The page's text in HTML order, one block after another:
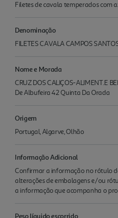
Filetes de cavala temperados com
Denominação
FILETES CAVALA CAMPOS
Nome e Morada
CRUZ DOS CALIÇOS-ALIMENT.E
De Albufeira 42 Quinta Da Orada
Origem
Portugal, Algarve, Olhão
Informação Adicional
Confirmar a informação no rótulo
alterações de embalagens e/ou
a informação que acompanha o
Peso líquido escorrido